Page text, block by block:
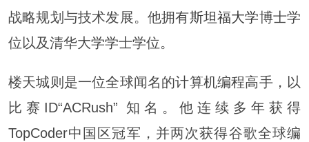
战略规划与技术发展。他拥有斯坦福大学博士学
位以及清华大学学士学位。
楼天城则是一位全球闻名的计算机编程高手，以
比赛ID“ACRush” 知名。他连续多年获得
TopCoder中国区冠军，并两次获得谷歌全球编